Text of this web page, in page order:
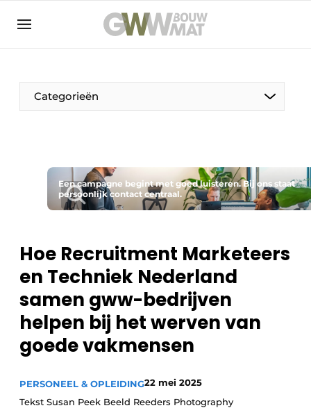
NL EN
Categorieën
De Pen
Vrouw in de bouw
Een campagne begint met goed luisteren. Bij ons staat
persoonlijk contact centraal.
Hoe Recruitment Marketeers
en Techniek Nederland
samen gww-bedrijven
helpen bij het werven van
goede vakmensen
PERSONEEL & OPLEIDING22 mei 2025
Tekst Susan Peek Beeld Reeders Photography